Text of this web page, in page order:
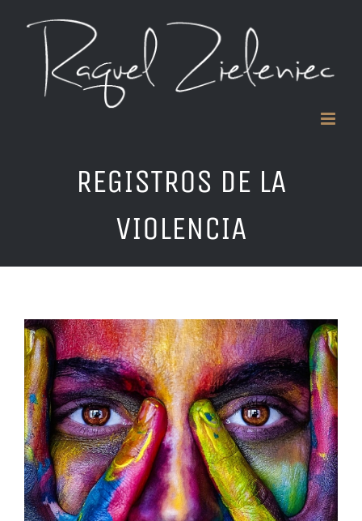
Saltar
contenido
REGISTROS DE LA
VIOLENCIA
Ver
imagen
más
grande